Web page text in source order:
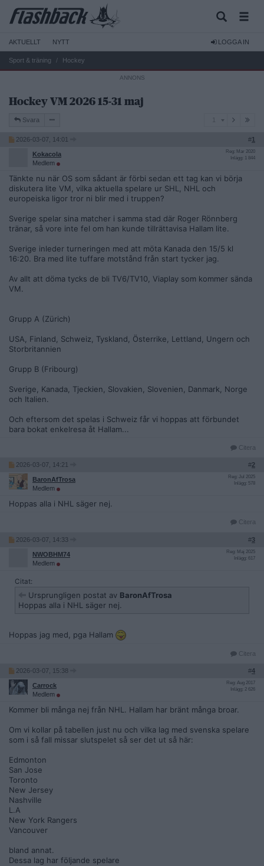
AKTUELLT NYTT LOGGA IN
Sport & träning Hockey
Hockey VM 2026 15-31 maj
Svara
2026-03-07, 14:01 #1
Kokacola
Medlem
Reg: Mar 2020
Inlägg: 1 844
Tänkte nu när OS som sådant är förbi sedan ett tag kan vi börja
diskutera lite VM, vilka aktuella spelare ur SHL, NHL och
europeiska ligor tror ni blir med i truppen?
Sverige spelar sina matcher i samma stad där Roger Rönnberg
tränar, så vore inte fel om han kunde tillrättavisa Hallam lite.
Sverige inleder turneringen med att möta Kanada den 15/5 kl
16:20. Bra med lite tuffare motstånd från start tycker jag.
Av allt att döma tycks de bli TV6/TV10, Viaplay som kommer sända
VM.
Grupp A (Zürich)
USA, Finland, Schweiz, Tyskland, Österrike, Lettland, Ungern och
Storbritannien
Grupp B (Fribourg)
Sverige, Kanada, Tjeckien, Slovakien, Slovenien, Danmark, Norge
och Italien.
Och eftersom det spelas i Schweiz får vi hoppas att förbundet
bara bokat enkelresa åt Hallam...
Citera
2026-03-07, 14:21 #2
BaronAfTrosa
Medlem
Reg: Jul 2025
Inlägg: 578
Hoppas alla i NHL säger nej.
Citera
2026-03-07, 14:33 #3
NWOBHM74
Medlem
Reg: Maj 2025
Inlägg: 617
Citat:
Ursprungligen postat av BaronAfTrosa
Hoppas alla i NHL säger nej.
Hoppas jag med, pga Hallam
Citera
2026-03-07, 15:38 #4
Carrock
Medlem
Reg: Aug 2017
Inlägg: 2 626
Kommer bli många nej från NHL. Hallam har bränt många broar.
Om vi kollar på tabellen just nu och vilka lag med svenska spelare
som i så fall missar slutspelet så ser det ut så här:
Edmonton
San Jose
Toronto
New Jersey
Nashville
L.A
New York Rangers
Vancouver
bland annat.
Dessa lag har följande spelare